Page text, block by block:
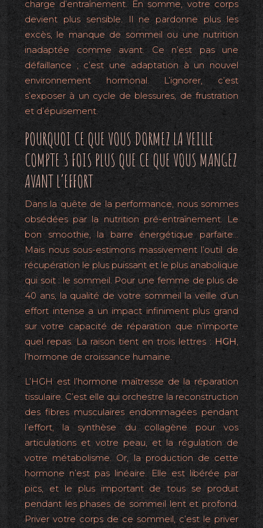
charge d’entraînement. En somme, votre corps
devient plus sensible. Il ne pardonne plus les
excès, le manque de sommeil ou une nutrition
inadaptée comme avant. Ce n’est pas une
défaillance ; c’est une adaptation à un nouvel
environnement hormonal. L’ignorer, c’est
s’exposer à un cycle de blessures, de frustration
et d’épuisement.
POURQUOI CE QUE VOUS DORMEZ LA VEILLE
COMPTE 3 FOIS PLUS QUE CE QUE VOUS MANGEZ
AVANT L’EFFORT
Dans la quête de la performance, nous sommes
obsédées par la nutrition pré-entraînement. Le
bon smoothie, la barre énergétique parfaite…
Mais nous sous-estimons massivement l’outil de
récupération le plus puissant et le plus anabolique
qui soit : le sommeil. Pour une femme de plus de
40 ans, la qualité de votre sommeil la veille d’un
effort intense a un impact infiniment plus grand
sur votre capacité de réparation que n’importe
quel repas. La raison tient en trois lettres :HGH,
l’hormone de croissance humaine.
L’HGH est l’hormone maîtresse de la réparation
tissulaire. C’est elle qui orchestre la reconstruction
des fibres musculaires endommagées pendant
l’effort, la synthèse du collagène pour vos
articulations et votre peau, et la régulation de
votre métabolisme. Or, la production de cette
hormone n’est pas linéaire. Elle est libérée par
pics, et le plus important de tous se produit
pendant les phases de sommeil lent et profond.
Priver votre corps de ce sommeil, c’est le priver